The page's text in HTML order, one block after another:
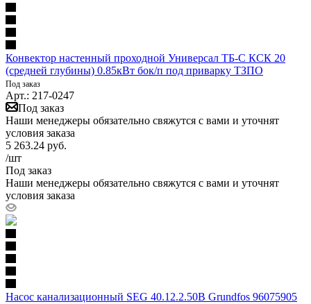
Конвектор настенный проходной Универсал ТБ-С КСК 20
(средней глубины) 0.85кВт бок/п под приварку ТЗПО
Под заказ
Арт.: 217-0247
Под заказ
Наши менеджеры обязательно свяжутся с вами и уточнят
условия заказа
5 263.24 руб.
/шт
Под заказ
Наши менеджеры обязательно свяжутся с вами и уточнят
условия заказа
Насос канализационный SEG 40.12.2.50В Grundfos 96075905